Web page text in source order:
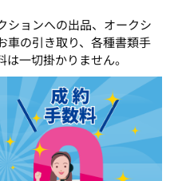
ションへの出品、オークシ
車の引き取り、各種書類手
一切掛かりません。